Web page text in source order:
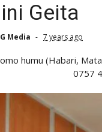
Geita
Media 7 years ago
humu (Habari,
0757